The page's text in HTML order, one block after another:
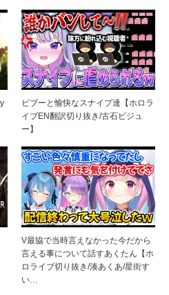
ビブーと愉快なスナイプ達【ホロラ
イブEN翻訳切り抜き/古石ビジュ
ー】
V最協で当時言えなかった今だから
言える事について話すあくたん【ホ
ロライブ切り抜き/湊あくあ/星街す
い…